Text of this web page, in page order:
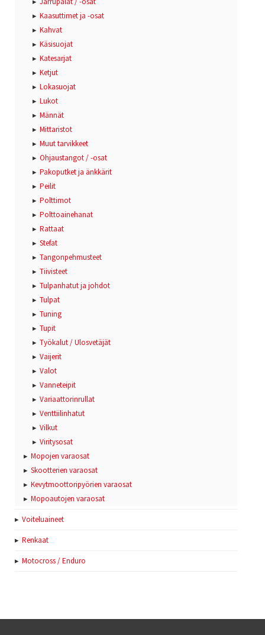
Kaasuttimet ja -osat
Kahvat
Käsisuojat
Katesarjat
Ketjut
Lokasuojat
Lukot
Männät
Mittaristot
Muut tarvikkeet
Ohjaustangot / -osat
Pakoputket ja änkkärit
Peilit
Polttimot
Polttoainehanat
Rattaat
Stefat
Tangonpehmusteet
Tiivisteet
Tulpanhatut ja johdot
Tulpat
Tuning
Tupit
Työkalut / Ulosvetäjät
Vaijerit
Valot
Vanneteipit
Variaattorinrullat
Venttiilinhatut
Vilkut
Viritysosat
Mopojen varaosat
Skootterien varaosat
Kevytmoottoripyörien varaosat
Mopoautojen varaosat
Voiteluaineet
Renkaat
Motocross / Enduro